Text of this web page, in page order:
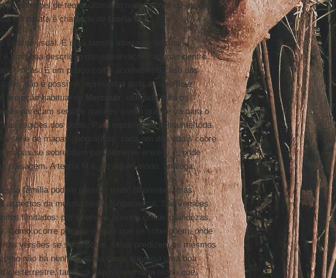
ao papel de teoria última do todo, admitindo-se que
candidata é chamada de
teoria M. (...)
sentido usual. É uma família inteira de teorias
é uma boa descrição das observações apenas dentro
físicas. É um pouco como acontece no caso dos
sabe, não é possível representar toda a superfície
projeção habitual de
, utilizada para os
pareçam sempre maiores assim que se vá para o
as regiões dos polos. Para representar fielmente toda
série de mapas geográficos, cada um dos quais cobre
mapas se sobrepõem parcialmente entre si e, onde
paisagem. A teoria M é, de algum modo, análoga.
essa família podem parecer muito diferentes, mas
aspectos da mesma teoria fundamental. São versões
limitados: por exemplo, quando certas grandezas,
Como ocorre para os mapas que se sobrepõem, onde
versões se sobrepõem, estas predizem os mesmos
não há nenhum mapa plano que seja uma boa
terrestre, também não há nenhuma teoria que,